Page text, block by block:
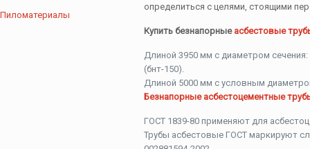
определиться с целями, стоящими
Купить безнапорные асбестовые
Длиной 3950 мм с диаметром
(бнт-150).
Длиной 5000 мм с условным
Безнапорные асбестоцементные
ГОСТ 1839-80 применяют для
Трубы асбестовые ГОСТ маркируют
Пиломатериалы